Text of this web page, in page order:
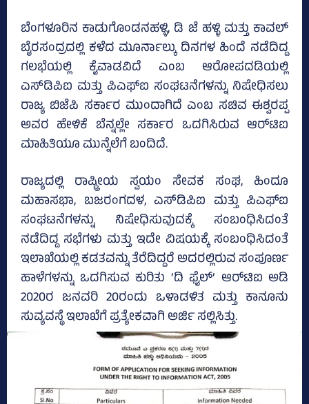
ಬೆಂಗಳೂರಿನ ಕಾಡುಗೊಂಡನಹಳ್ಳಿ, ಡಿ ಜೆ ಹಳ್ಳಿ ಮತ್ತು ಕಾವಲ್‌
ಬೈರಸಂದ್ರದಲ್ಲಿ ಕಳೆದ ಮೂರ್ನಾಲ್ಕು ದಿನಗಳ ಹಿಂದೆ ನಡೆದಿದ್ದ
ಗಲಭೆಯಲ್ಲಿ ಕೈವಾಡವಿದೆ ಎಂಬ ಆರೋಪದಡಿಯಲ್ಲಿ
ಎಸ್‌ಡಿಪಿಐ ಮತ್ತು ಪಿಎಫ್‌ಐ ಸಂಘಟನೆಗಳನ್ನು ನಿಷೇಧಿಸಲು
ರಾಜ್ಯ ಬಿಜೆಪಿ ಸರ್ಕಾರ ಮುಂದಾಗಿದೆ ಎಂಬ ಸಚಿವ ಈಶ್ವರಪ್ಪ
ಅವರ ಹೇಳಿಕೆ ಬೆನ್ನಲ್ಲೇ ಸರ್ಕಾರ ಒದಗಿಸಿರುವ ಆರ್‌ಟಿಐ
ಮಾಹಿತಿಯೂ ಮುನ್ನೆಲೆಗೆ ಬಂದಿದೆ.
ರಾಜ್ಯದಲ್ಲಿ ರಾಷ್ಟ್ರೀಯ ಸ್ವಯಂ ಸೇವಕ ಸಂಘ, ಹಿಂದೂ
ಮಹಾಸಭಾ, ಬಜರಂಗದಳ, ಎಸ್‌ಡಿಪಿಐ ಮತ್ತು ಪಿಎಫ್‌ಐ
ಸಂಘಟನೆಗಳನ್ನು ನಿಷೇಧಿಸುವುದಕ್ಕೆ ಸಂಬಂಧಿಸಿದಂತೆ
ನಡೆದಿದ್ದ ಸಭೆಗಳು ಮತ್ತು ಇದೇ ವಿಷಯಕ್ಕೆ ಸಂಬಂಧಿಸಿದಂತೆ
ಇಲಾಖೆಯಲ್ಲಿ ಕಡತವನ್ನು ತೆರೆದಿದ್ದರೆ ಅದರಲ್ಲಿರುವ ಸಂಪೂರ್ಣ
ಹಾಳೆಗಳನ್ನು ಒದಗಿಸುವ ಕುರಿತು ‘ದಿ ಫೈಲ್‌’ ಆರ್‌ಟಿಐ ಅಡಿ
2020ರ ಜನವರಿ 20ರಂದು ಒಳಾಡಳಿತ ಮತ್ತು ಕಾನೂನು
ಸುವ್ಯವಸ್ಥೆ ಇಲಾಖೆಗೆ ಪ್ರತ್ಯೇಕವಾಗಿ ಅರ್ಜಿ ಸಲ್ಲಿಸಿತ್ತು.